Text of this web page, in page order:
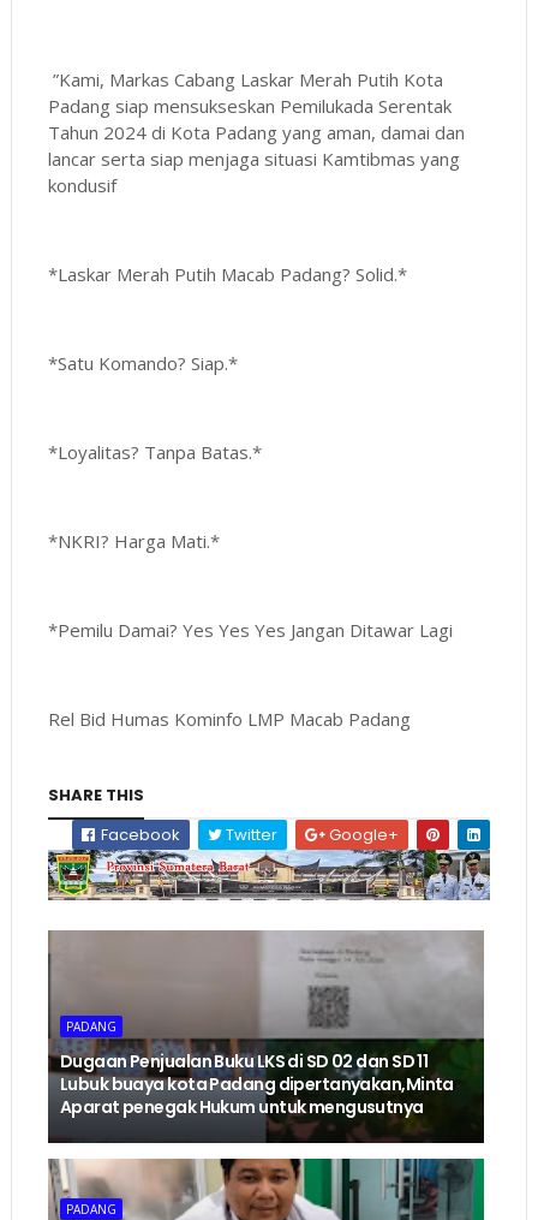
”Kami, Markas Cabang Laskar Merah Putih Kota
Padang siap mensukseskan Pemilukada Serentak
Tahun 2024 di Kota Padang yang aman, damai dan
lancar serta siap menjaga situasi Kamtibmas yang
kondusif
*Laskar Merah Putih Macab Padang? Solid.*
*Satu Komando? Siap.*
*Loyalitas? Tanpa Batas.*
*NKRI? Harga Mati.*
*Pemilu Damai? Yes Yes Yes Jangan Ditawar Lagi
Rel Bid Humas Kominfo LMP Macab Padang
SHARE THIS
Facebook
Twitter Google+
PADANG
Dugaan Penjualan Buku LKS di SD 02 dan SD 11
Lubuk buaya kota Padang dipertanyakan,Minta
Aparat penegak Hukum untuk mengusutnya
PADANG